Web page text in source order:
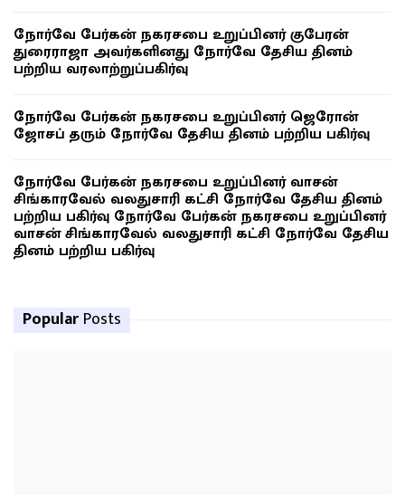
நோர்வே பேர்கன் நகரசபை உறுப்பினர் குபேரன்
துரைராஜா அவர்களினது நோர்வே தேசிய தினம்
பற்றிய வரலாற்றுப்பகிர்வு
நோர்வே பேர்கன் நகரசபை உறுப்பினர் ஜெரோன்
ஜோசப் தரும் நோர்வே தேசிய தினம் பற்றிய பகிர்வு
நோர்வே பேர்கன் நகரசபை உறுப்பினர் வாசன்
சிங்காரவேல் வலதுசாரி கட்சி நோர்வே தேசிய தினம்
பற்றிய பகிர்வு நோர்வே பேர்கன் நகரசபை உறுப்பினர்
வாசன் சிங்காரவேல் வலதுசாரி கட்சி நோர்வே தேசிய
தினம் பற்றிய பகிர்வு
Popular Posts